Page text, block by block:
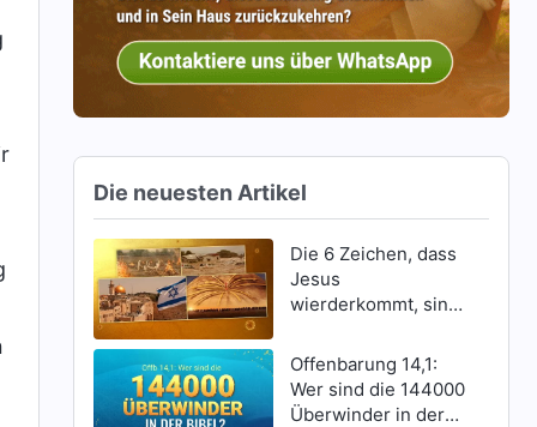
Die neuesten Artikel
Die 6 Zeichen, dass
Jesus
wierderkommt, sind
Offenbarung 14,1:
Wer sind die 144000
Überwinder in der